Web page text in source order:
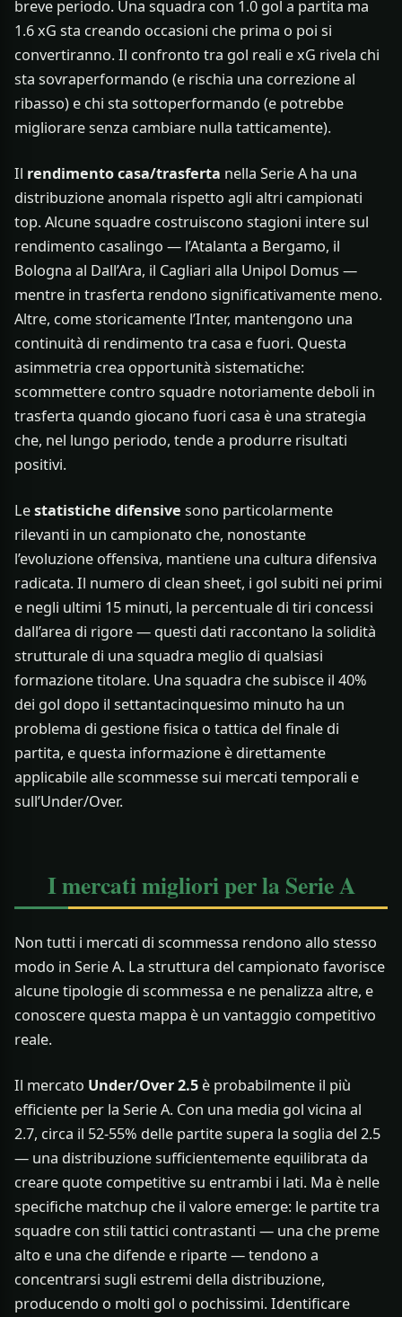
breve periodo. Una squadra con 1.0 gol a partita ma
1.6 xG sta creando occasioni che prima o poi si
convertiranno. Il confronto tra gol reali e xG rivela chi
sta sovraperformando (e rischia una correzione al
ribasso) e chi sta sottoperformando (e potrebbe
migliorare senza cambiare nulla tatticamente).
Il rendimento casa/trasferta nella Serie A ha una
distribuzione anomala rispetto agli altri campionati
top. Alcune squadre costruiscono stagioni intere sul
rendimento casalingo — l’Atalanta a Bergamo, il
Bologna al Dall’Ara, il Cagliari alla Unipol Domus —
mentre in trasferta rendono significativamente meno.
Altre, come storicamente l’Inter, mantengono una
continuità di rendimento tra casa e fuori. Questa
asimmetria crea opportunità sistematiche:
scommettere contro squadre notoriamente deboli in
trasferta quando giocano fuori casa è una strategia
che, nel lungo periodo, tende a produrre risultati
positivi.
Lestatistiche difensive sono particolarmente
rilevanti in un campionato che, nonostante
l’evoluzione offensiva, mantiene una cultura difensiva
radicata. Il numero di clean sheet, i gol subiti nei primi
e negli ultimi 15 minuti, la percentuale di tiri concessi
dall’area di rigore — questi dati raccontano la solidità
strutturale di una squadra meglio di qualsiasi
formazione titolare. Una squadra che subisce il 40%
dei gol dopo il settantacinquesimo minuto ha un
problema di gestione fisica o tattica del finale di
partita, e questa informazione è direttamente
applicabile alle scommesse sui mercati temporali e
sull’Under/Over.
I mercati migliori per la Serie A
Non tutti i mercati di scommessa rendono allo stesso
modo in Serie A. La struttura del campionato favorisce
alcune tipologie di scommessa e ne penalizza altre, e
conoscere questa mappa è un vantaggio competitivo
reale.
Il mercato Under/Over 2.5 è probabilmente il più
efficiente per la Serie A. Con una media gol vicina al
2.7, circa il 52-55% delle partite supera la soglia del 2.5
— una distribuzione sufficientemente equilibrata da
creare quote competitive su entrambi i lati. Ma è nelle
specifiche matchup che il valore emerge: le partite tra
squadre con stili tattici contrastanti — una che preme
alto e una che difende e riparte — tendono a
concentrarsi sugli estremi della distribuzione,
producendo o molti gol o pochissimi. Identificare